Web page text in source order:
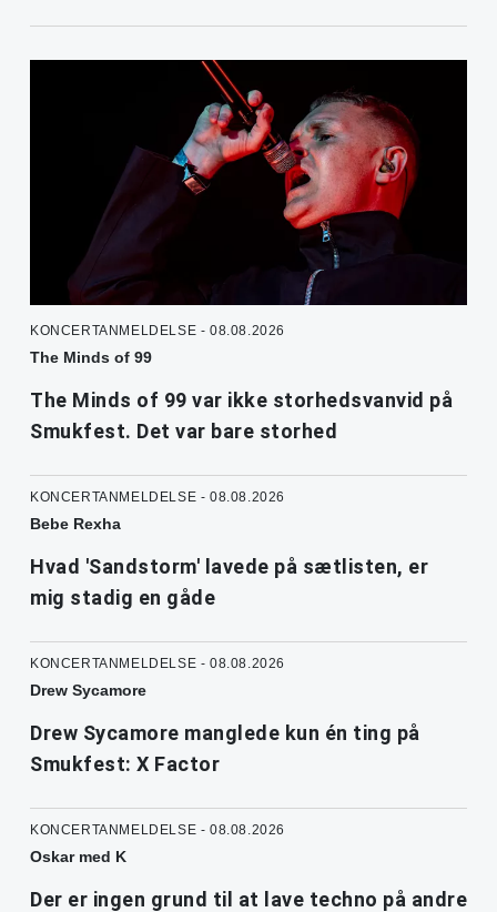
KONCERTANMELDELSE - 08.08.2026
The Minds of 99
The Minds of 99 var ikke storhedsvanvid på
Smukfest. Det var bare storhed
KONCERTANMELDELSE - 08.08.2026
Bebe Rexha
Hvad 'Sandstorm' lavede på sætlisten, er
mig stadig en gåde
KONCERTANMELDELSE - 08.08.2026
Drew Sycamore
Drew Sycamore manglede kun én ting på
Smukfest: X Factor
KONCERTANMELDELSE - 08.08.2026
Oskar med K
Der er ingen grund til at lave techno på andre